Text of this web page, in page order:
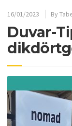
16/01/2023 By
Duvar-